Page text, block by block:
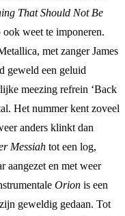
That Should Not Be
ook weet te imponeren.
met zanger James
geweld een geluid
meezing refrein ‘Back
Het nummer kent zoveel
anders klinkt dan
Messiah tot een log,
aangezet en met weer
Orion is een
geweldig gedaan. Tot